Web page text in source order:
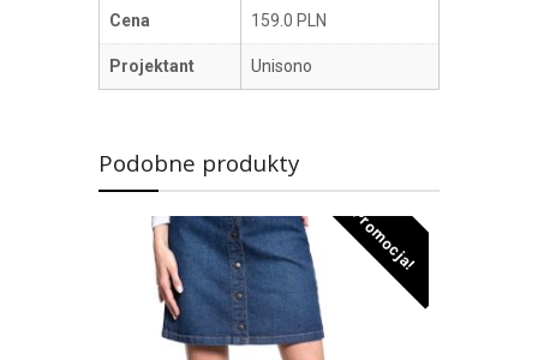
Cena 159.0 PLN
Projektant Unisono
Podobne produkty
Promocja!